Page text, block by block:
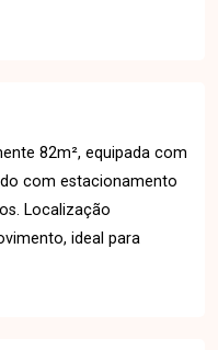
82m², equipada com
com estacionamento
Localização
ideal para